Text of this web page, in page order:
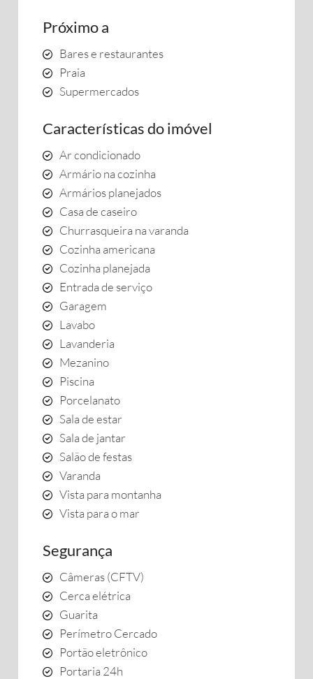
Próximo a
Bares e restaurantes
Praia
Supermercados
Características do imóvel
Ar condicionado
Armário na cozinha
Armários planejados
Casa de caseiro
Churrasqueira na varanda
Cozinha americana
Cozinha planejada
Entrada de serviço
Garagem
Lavabo
Lavanderia
Mezanino
Piscina
Porcelanato
Sala de estar
Sala de jantar
Salão de festas
Varanda
Vista para montanha
Vista para o mar
Segurança
Câmeras (CFTV)
Cerca elétrica
Guarita
Perímetro Cercado
Portão eletrônico
Portaria 24h